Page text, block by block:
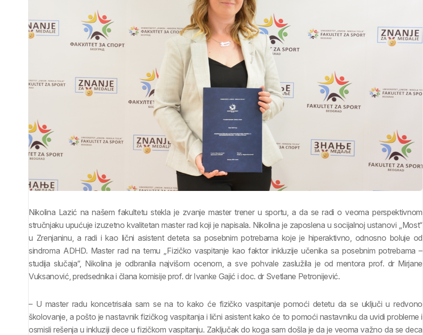
Nikolina Lazić na našem fakultetu stekla je zvanje master trener u sportu, a da se radi o veoma perspektivnom
stručnjaku upućuje izuzetno kvalitetan master rad koji je napisala. Nikolina je zaposlena u socijalnoj ustanovi „Most“
u Zrenjaninu, a radi i kao lični asistent deteta sa posebnim potrebama koje je hiperaktivno, odnosno boluje od
sindroma ADHD. Master rad na temu „Fizičko vaspitanje kao faktor inkluzije učenika sa posebnim potrebama –
studija slučaja“, Nikolina je odbranila najvišom ocenom, a sve pohvale zaslužila je od mentora prof. dr Mirjane
Vuksanović, predsednika i člana komisije prof. dr Ivanke Gajić i doc. dr Svetlane Petronijević.
– U master radu koncetrisala sam se na to kako će fizičko vaspitanje pomoći detetu da se uključi u redvono
školovanje, a pošto je nastavnik fizičkog vaspitanja i lični asistent kako će to pomoći nastavniku da uvidi probleme i
osmisli rešenja u inkluziji dece u fizičkom vaspitanju. Zaključak do koga sam došla je da je veoma važno da se deca